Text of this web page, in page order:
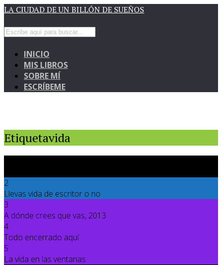
LA CIUDAD DE UN BILLÓN DE SUEÑOS
INICIO
MIS LIBROS
SOBRE MÍ
ESCRÍBEME
Etiquetavida
2
Llevas vida de escritor o no
3
A dónde crees que vas, 2013
4
Todo encerrado aquí
5
La vida en las ventanas